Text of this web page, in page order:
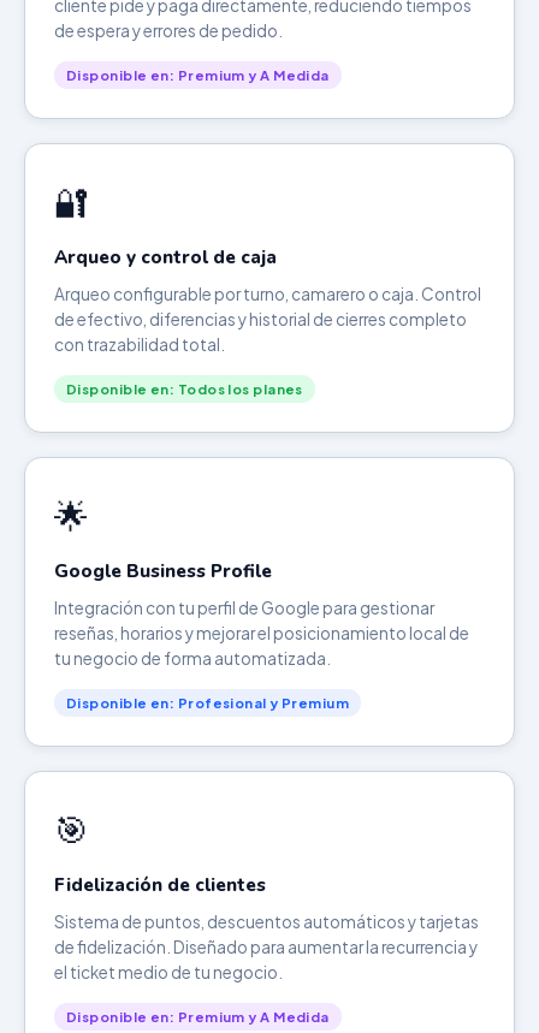
cliente pide y paga directamente, reduciendo tiempos
de espera y errores de pedido.
Disponible en: Premium y A Medida
🔐
Arqueo y control de caja
Arqueo configurable por turno, camarero o caja. Control
de efectivo, diferencias y historial de cierres completo
con trazabilidad total.
Disponible en: Todos los planes
🌟
Google Business Profile
Integración con tu perfil de Google para gestionar
reseñas, horarios y mejorar el posicionamiento local de
tu negocio de forma automatizada.
Disponible en: Profesional y Premium
🎯
Fidelización de clientes
Sistema de puntos, descuentos automáticos y tarjetas
de fidelización. Diseñado para aumentar la recurrencia y
el ticket medio de tu negocio.
Disponible en: Premium y A Medida